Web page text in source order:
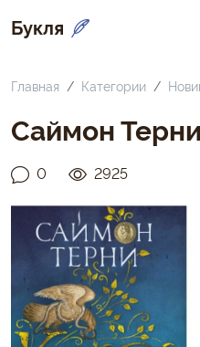
Букля
Главная Категории
Саймон
0 2925